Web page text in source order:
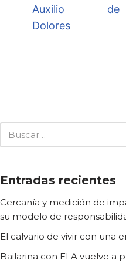
Auxilio de
Dolores
Entradas recientes
Cercanía y medición de
su modelo de
El calvario de vivir con una
Bailarina con ELA vuelve a